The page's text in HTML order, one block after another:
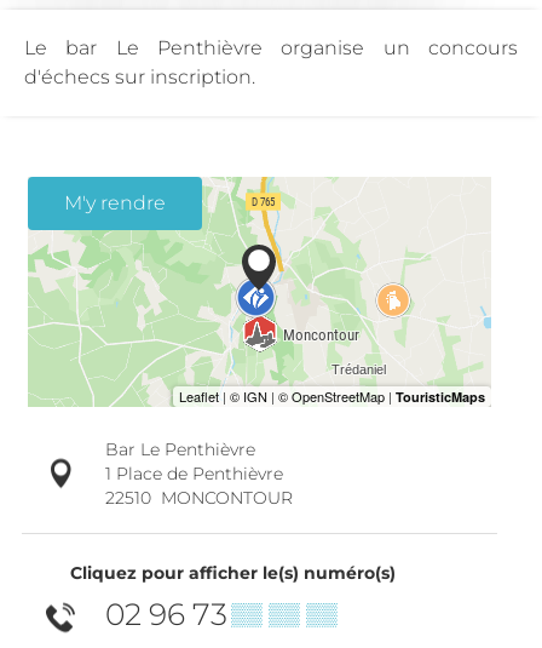
Le bar Le Penthièvre organise un concours
d'échecs sur inscription.
M'y rendre
Bar Le Penthièvre
1 Place de Penthièvre
22510 MONCONTOUR
Cliquez pour afficher le(s) numéro(s)
02 96 73▒▒ ▒▒ ▒▒